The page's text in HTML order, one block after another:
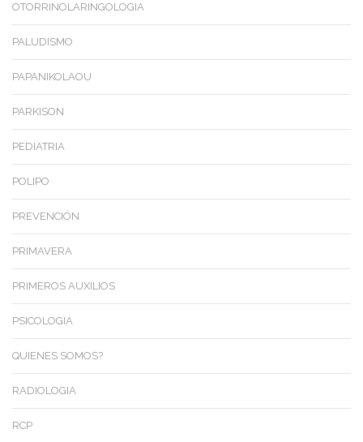
OTORRINOLARINGOLOGIA
PALUDISMO
PAPANIKOLAOU
PARKISON
PEDIATRIA
POLIPO
PREVENCIÓN
PRIMAVERA
PRIMEROS AUXILIOS
PSICOLOGIA
QUIENES SOMOS?
RADIOLOGIA
RCP